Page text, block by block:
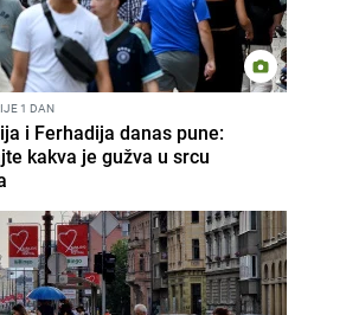
1 DAN
i Ferhadija danas pune:
kakva je gužva u srcu